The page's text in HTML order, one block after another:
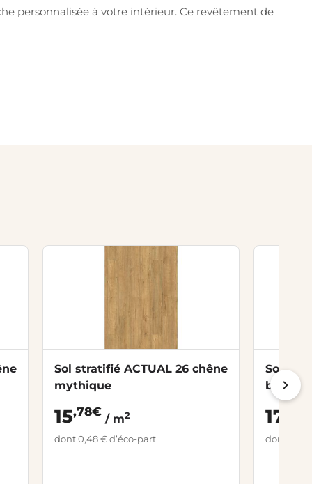
personnalisée à votre intérieur. Ce revêtement de
Sol stratifié ACTUAL 26 chêne
mythique
15,78€
/ m2
dont 0,48 € d’éco-part
Sol
bois
17
dont 0,48